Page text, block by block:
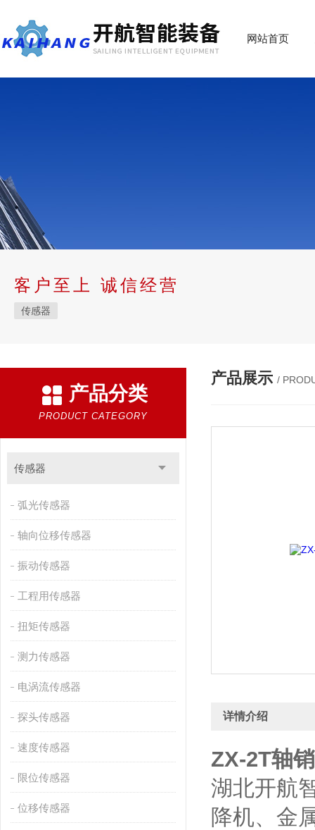
网站首页
客户至上 诚信经营
传感器
产品分类
PRODUCT CATEGORY
传感器
弧光传感器
轴向位移传感器
振动传感器
工程用传感器
扭矩传感器
测力传感器
电涡流传感器
探头传感器
速度传感器
限位传感器
位移传感器
产品展示 /
详情介绍
ZX-2T轴
湖北开航
降机、金